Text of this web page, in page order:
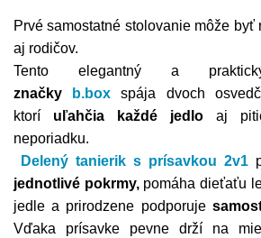
Prvé samostatné stolovanie môže
aj rodičov.
Tento elegantný a
značky
b.box
spája dvoch
ktorí uľahčia každé jedlo aj
neporiadku.
Delený tanierik s prísavkou 2v1
jednotlivé pokrmy,pomáha dieťaťu
jedle a prirodzene podporuje
Vďaka prísavke pevne drží na